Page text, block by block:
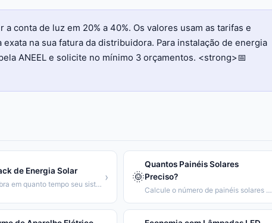
conta de luz em 20% a 40%. Os valores usam as tarifas e
na sua fatura da distribuidora. Para instalação de energia
ANEEL e solicite no mínimo 3 orçamentos. <strong>📅
de Energia Solar
Descubra em quanto tempo seu sistema solar se paga
› 🌞
Quantos Painéis Solares
Preciso?
Calcule o número de painéis solares para cobrir seu consumo